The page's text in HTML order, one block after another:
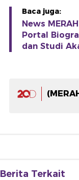
Baca juga:
News
Portal
dan Studi
Berita Terkait